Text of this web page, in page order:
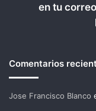
en tu
Comentarios
Jose Francisco Blanco